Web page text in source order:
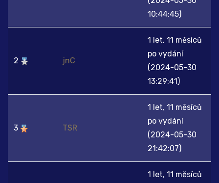
10:44:45)
2 jnC
1 let, 11 měsíců
po vydání
(2024-05-30
13:29:41)
3 TSR
1 let, 11 měsíců
po vydání
(2024-05-30
21:42:07)
1 let, 11 měsíců